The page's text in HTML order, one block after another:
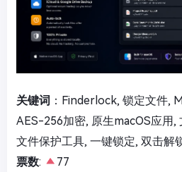
关键词 ：Finderlock, 锁定文件,
AES-256加密, 原生macOS应用,
文件保护工具, 一键锁定, 双击解
票数:
77